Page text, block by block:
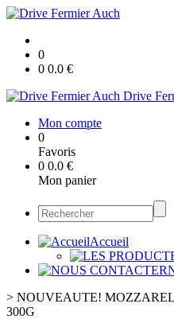
0
0 0.0 €
Drive
Mon compte
0
Favoris
0 0.0 €
Mon panier
Accueil
> NOUVEAUTE!
300G